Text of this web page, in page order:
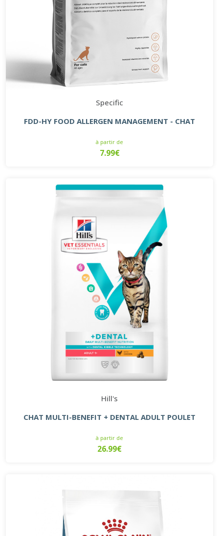
Specific
FDD-HY FOOD ALLERGEN MANAGEMENT - CHAT
à partir de
7.99€
Hill's
CHAT MULTI-BENEFIT + DENTAL ADULT POULET
à partir de
26.99€